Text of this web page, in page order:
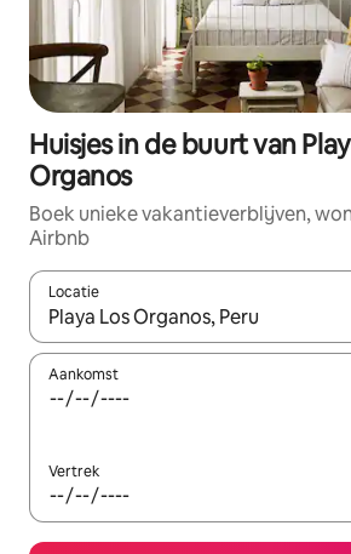
Huisjes in de buurt van
Organos
Boek unieke vakantieverblijven,
Airbnb
Locatie
Wanneer er suggesties beschikbaar
Aankomst
Vertrek